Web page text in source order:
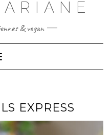
& vegan
EXPRESS